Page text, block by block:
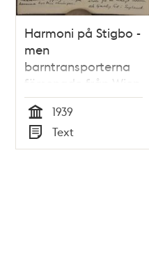
Harmoni på Stigbo -
men
barntransporterna
försenade från Wien
Tid
1939
Typ
Text